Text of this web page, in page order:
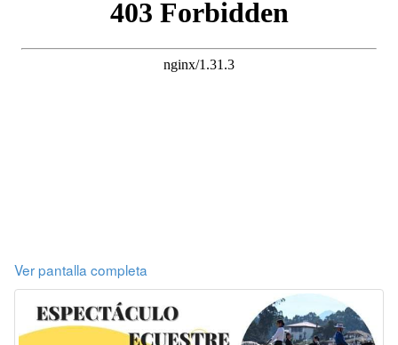
Ver pantalla completa